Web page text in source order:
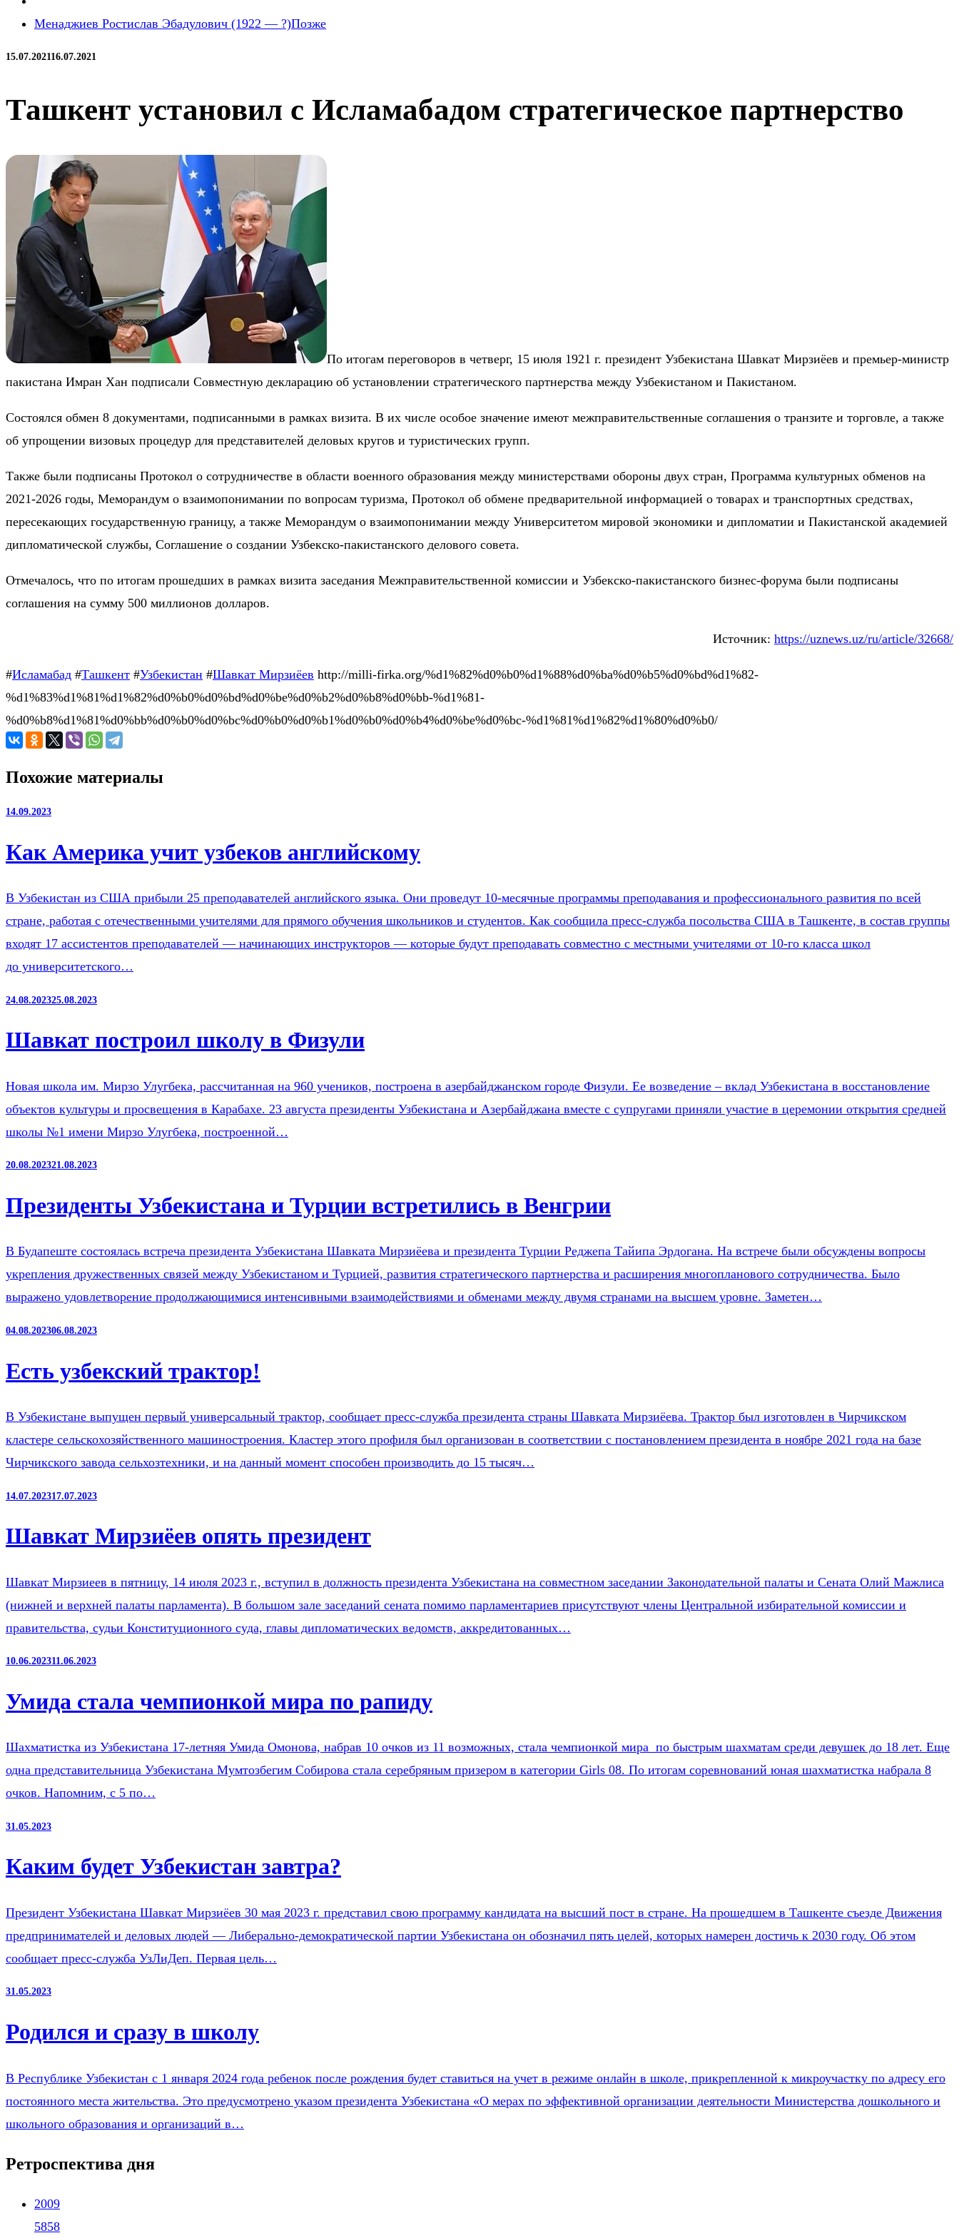
Менаджиев Ростислав Эбадулович (1922 — ?)Позже
15.07.202116.07.2021
Ташкент установил с Исламабадом стратегическое партнерство
По итогам переговоров в четверг, 15 июля 1921 г. президент Узбекистана Шавкат Мирзиёев и премьер-министр
пакистана Имран Хан подписали Совместную декларацию об установлении стратегического партнерства между Узбекистаном и Пакистаном.
Состоялся обмен 8 документами, подписанными в рамках визита. В их числе особое значение имеют межправительственные соглашения о транзите и торговле, а также
об упрощении визовых процедур для представителей деловых кругов и туристических групп.
Также были подписаны Протокол о сотрудничестве в области военного образования между министерствами обороны двух стран, Программа культурных обменов на
2021-2026 годы, Меморандум о взаимопонимании по вопросам туризма, Протокол об обмене предварительной информацией о товарах и транспортных средствах,
пересекающих государственную границу, а также Меморандум о взаимопонимании между Университетом мировой экономики и дипломатии и Пакистанской академией
дипломатической службы, Соглашение о создании Узбекско-пакистанского делового совета.
Отмечалось, что по итогам прошедших в рамках визита заседания Межправительственной комиссии и Узбекско-пакистанского бизнес-форума были подписаны
соглашения на сумму 500 миллионов долларов.
Источник: https://uznews.uz/ru/article/32668/
#Исламабад #Ташкент #Узбекистан #Шавкат Мирзиёев http://milli-firka.org/%d1%82%d0%b0%d1%88%d0%ba%d0%b5%d0%bd%d1%82-
%d1%83%d1%81%d1%82%d0%b0%d0%bd%d0%be%d0%b2%d0%b8%d0%bb-%d1%81-
%d0%b8%d1%81%d0%bb%d0%b0%d0%bc%d0%b0%d0%b1%d0%b0%d0%b4%d0%be%d0%bc-%d1%81%d1%82%d1%80%d0%b0/
Похожие материалы
14.09.2023
Как Америка учит узбеков английскому
В Узбекистан из США прибыли 25 преподавателей английского языка. Они проведут 10-месячные программы преподавания и профессионального развития по всей
стране, работая с отечественными учителями для прямого обучения школьников и студентов. Как сообщила пресс-служба посольства США в Ташкенте, в состав группы
входят 17 ассистентов преподавателей — начинающих инструкторов — которые будут преподавать совместно с местными учителями от 10-го класса школ
до университетского…
24.08.202325.08.2023
Шавкат построил школу в Физули
Новая школа им. Мирзо Улугбека, рассчитанная на 960 учеников, построена в азербайджанском городе Физули. Ее возведение – вклад Узбекистана в восстановление
объектов культуры и просвещения в Карабахе. 23 августа президенты Узбекистана и Азербайджана вместе с супругами приняли участие в церемонии открытия средней
школы №1 имени Мирзо Улугбека, построенной…
20.08.202321.08.2023
Президенты Узбекистана и Турции встретились в Венгрии
В Будапеште состоялась встреча президента Узбекистана Шавката Мирзиёева и президента Турции Реджепа Тайипа Эрдогана. На встрече были обсуждены вопросы
укрепления дружественных связей между Узбекистаном и Турцией, развития стратегического партнерства и расширения многопланового сотрудничества. Было
выражено удовлетворение продолжающимися интенсивными взаимодействиями и обменами между двумя странами на высшем уровне. Заметен…
04.08.202306.08.2023
Есть узбекский трактор!
В Узбекистане выпущен первый универсальный трактор, сообщает пресс-служба президента страны Шавката Мирзиёева. Трактор был изготовлен в Чирчикском
кластере сельскохозяйственного машиностроения. Кластер этого профиля был организован в соответствии с постановлением президента в ноябре 2021 года на базе
Чирчикского завода сельхозтехники, и на данный момент способен производить до 15 тысяч…
14.07.202317.07.2023
Шавкат Мирзиёев опять президент
Шавкат Мирзиеев в пятницу, 14 июля 2023 г., вступил в должность президента Узбекистана на совместном заседании Законодательной палаты и Сената Олий Мажлиса
(нижней и верхней палаты парламента). В большом зале заседаний сената помимо парламентариев присутствуют члены Центральной избирательной комиссии и
правительства, судьи Конституционного суда, главы дипломатических ведомств, аккредитованных…
10.06.202311.06.2023
Умида стала чемпионкой мира по рапиду
Шахматистка из Узбекистана 17-летняя Умида Омонова, набрав 10 очков из 11 возможных, стала чемпионкой мира по быстрым шахматам среди девушек до 18 лет. Еще
одна представительница Узбекистана Мумтозбегим Собирова стала серебряным призером в категории Girls 08. По итогам соревнований юная шахматистка набрала 8
очков. Напомним, с 5 по…
31.05.2023
Каким будет Узбекистан завтра?
Президент Узбекистана Шавкат Мирзиёев 30 мая 2023 г. представил свою программу кандидата на высший пост в стране. На прошедшем в Ташкенте съезде Движения
предпринимателей и деловых людей — Либерально-демократической партии Узбекистана он обозначил пять целей, которых намерен достичь к 2030 году. Об этом
сообщает пресс-служба УзЛиДеп. Первая цель…
31.05.2023
Родился и сразу в школу
В Республике Узбекистан с 1 января 2024 года ребенок после рождения будет ставиться на учет в режиме онлайн в школе, прикрепленной к микроучастку по адресу его
постоянного места жительства. Это предусмотрено указом президента Узбекистана «О мерах по эффективной организации деятельности Министерства дошкольного и
школьного образования и организаций в…
Ретроспектива дня
2009
5858